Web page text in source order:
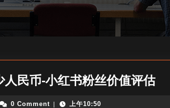
民币-小红书粉丝价值评估小
0 Comment 上午10:50